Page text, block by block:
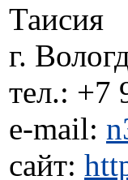
Таисия
г.
тел.: +7
e-mail:
сайт: